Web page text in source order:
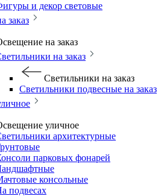
и декор световые
заказ
на заказ
на заказ
Светильники на заказ
Светильники подвесные на заказ
уличное
архитектурные
парковых фонарей
консольные
подвесах